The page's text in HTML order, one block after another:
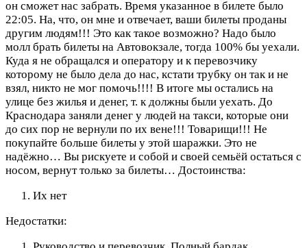
он сможет нас забрать. Время указанное в билете было
22:05. На, что, он мне и отвечает, ваши билеты проданы
другим людям!!! Это как такое возможно? Надо было
молл брать билеты на Автовокзале, тогда 100% бы уехали.
Куда я не обращался и оператору и к перевозчику
которому не было дела до нас, кстати трубку он так и не
взял, никто не мог помочь!!!! В итоге мы остались на
улице без жилья и денег, т. к должны были уехать. До
Краснодара заняли денег у людей на такси, которые они
до сих пор не вернули по их вене!!! Товарищи!!! Не
покупайте больше билеты у этой шаражки. Это не
надëжно… Вы рискуете и собой и своей семьëй остаться с
носом, вернут только за билеты… Достоинства:
Их нет
Недостатки: